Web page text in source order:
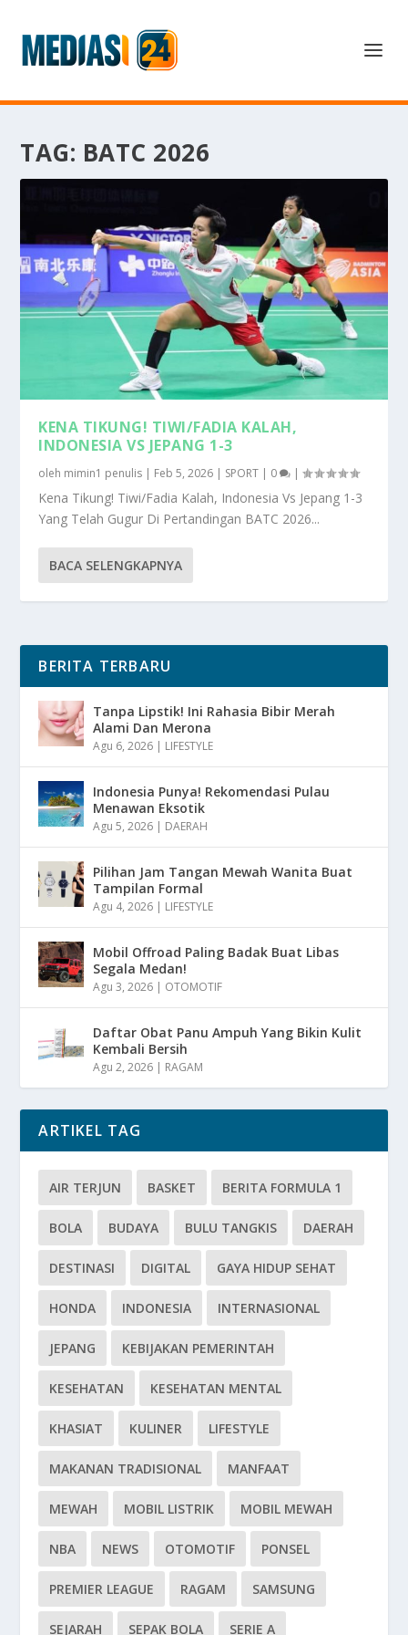
TAG: BATC 2026
KENA TIKUNG! TIWI/FADIA KALAH,
INDONESIA VS JEPANG 1-3
oleh mimin1 penulis | Feb 5, 2026 | SPORT | 0 |
Kena Tikung! Tiwi/Fadia Kalah, Indonesia Vs Jepang 1-3
Yang Telah Gugur Di Pertandingan BATC 2026...
BACA SELENGKAPNYA
BERITA TERBARU
Tanpa Lipstik! Ini Rahasia Bibir Merah
Alami Dan Merona
Agu 6, 2026 | LIFESTYLE
Indonesia Punya! Rekomendasi Pulau
Menawan Eksotik
Agu 5, 2026 | DAERAH
Pilihan Jam Tangan Mewah Wanita Buat
Tampilan Formal
Agu 4, 2026 | LIFESTYLE
Mobil Offroad Paling Badak Buat Libas
Segala Medan!
Agu 3, 2026 | OTOMOTIF
Daftar Obat Panu Ampuh Yang Bikin Kulit
Kembali Bersih
Agu 2, 2026 | RAGAM
ARTIKEL TAG
AIR TERJUN BASKET BERITA FORMULA 1
BOLA BUDAYA BULU TANGKIS DAERAH
DESTINASI DIGITAL GAYA HIDUP SEHAT
HONDA INDONESIA INTERNASIONAL
JEPANG KEBIJAKAN PEMERINTAH
KESEHATAN KESEHATAN MENTAL
KHASIAT KULINER LIFESTYLE
MAKANAN TRADISIONAL MANFAAT
MEWAH MOBIL LISTRIK MOBIL MEWAH
NBA NEWS OTOMOTIF PONSEL
PREMIER LEAGUE RAGAM SAMSUNG
SEJARAH SEPAK BOLA SERIE A